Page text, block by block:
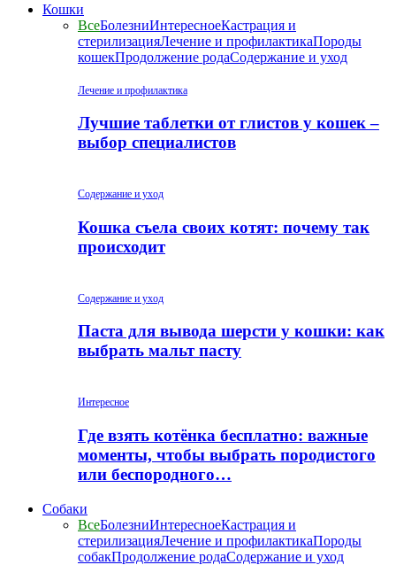
Кошки
ВсеБолезниИнтересноеКастрация и
стерилизацияЛечение и профилактикаПороды
кошекПродолжение родаСодержание и уход
Лечение и профилактика
Лучшие таблетки от глистов у кошек –
выбор специалистов
Содержание и уход
Кошка съела своих котят: почему так
происходит
Содержание и уход
Паста для вывода шерсти у кошки: как
выбрать мальт пасту
Интересное
Где взять котёнка бесплатно: важные
моменты, чтобы выбрать породистого
или беспородного…
Собаки
ВсеБолезниИнтересноеКастрация и
стерилизацияЛечение и профилактикаПороды
собакПродолжение родаСодержание и уход